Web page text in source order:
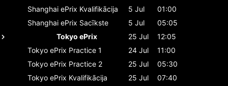
Shanghai ePrix Kvalifikācija 5 Jul
01:00
Shanghai ePrix Sacīkste 5 Jul
05:05
Tokyo ePrix
25 Jul
12:05
Tokyo ePrix Practice 1 24 Jul
11:00
Tokyo ePrix Practice 2 25 Jul
05:30
Tokyo ePrix Kvalifikācija 25 Jul
07:40